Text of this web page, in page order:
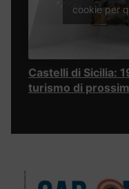
cookie per
Castelli di Sicilia:
turismo di